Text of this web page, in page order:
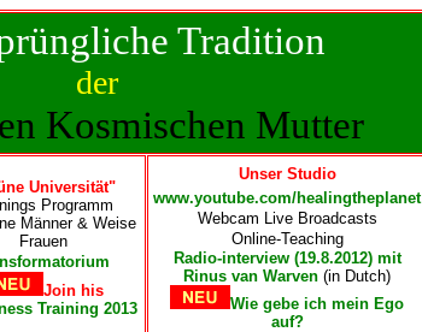
Tradition
der
Kosmischen Mutter
Universität"
Programm
Männer & Weise
Frauen
Join his
Training 2013
Unser Studio
www.youtube.com/healingtheplanet
Webcam Live Broadcasts
Online-Teaching
Radio-interview (19.8.2012) mit
Rinus van Warven (in Dutch)
Wie gebe ich mein Ego
auf?